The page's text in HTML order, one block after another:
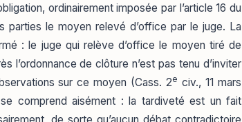
ordinairement imposée par l’article 16 du
parties le moyen relevé d’office par le juge. La
: le juge qui relève d’office le moyen tiré de
l’ordonnance de clôture n’est pas tenu d’inviter
sur ce moyen (Cass. 2e civ., 11 mars
comprend aisément : la tardiveté est un fait